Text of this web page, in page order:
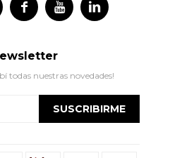
  
todas nuestras novedades!
SUSCRIBIRME